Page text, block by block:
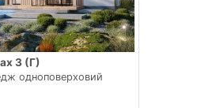
3 (Г)
одноповерховий